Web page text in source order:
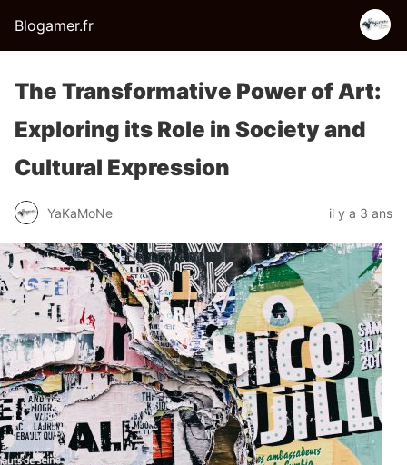
Blogamer.fr
The Transformative Power of Art:
Exploring its Role in Society and
Cultural Expression
YaKaMoNe il y a 3 ans